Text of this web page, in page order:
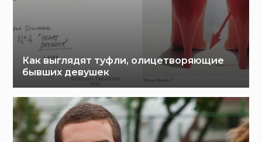
Как выглядят туфли, олицетворяющие
бывших девушек